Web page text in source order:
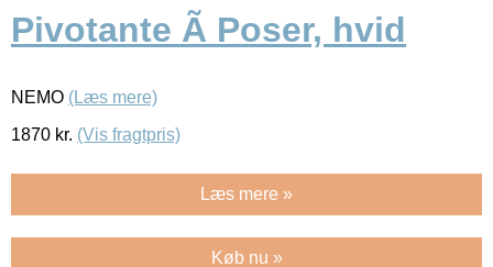
Pivotante Ã Poser, hvid
NEMO (Læs mere)
1870 kr. (Vis fragtpris)
Læs mere »
Køb nu »